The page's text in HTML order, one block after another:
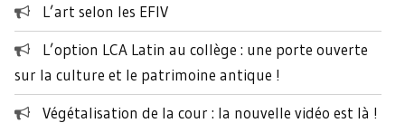
L’art selon les EFIV
L’option LCA Latin au collège : une porte ouverte
sur la culture et le patrimoine antique !
Végétalisation de la cour : la nouvelle vidéo est là !